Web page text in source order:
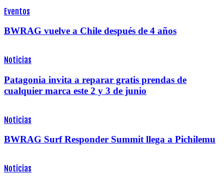
Eventos
BWRAG vuelve a Chile después de 4 años
Noticias
Patagonia invita a reparar gratis prendas de
cualquier marca este 2 y 3 de junio
Noticias
BWRAG Surf Responder Summit llega a Pichilemu
Noticias